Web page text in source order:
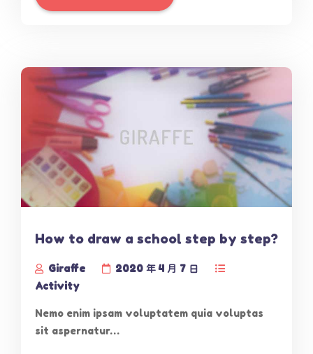
How to draw a school step by step?
Giraffe
2020 年 4 月 7 日
Activity
Nemo enim ipsam voluptatem quia voluptas
sit aspernatur…